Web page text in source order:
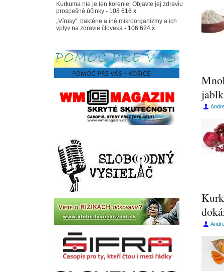
Kurkuma nie je len korenie. Objavte jej zdraviu
prospešné účinky - 108 616 x
„Vírusy“, baktérie a iné mikroorganizmy a ich
vplyv na zdravie človeka - 106 624 x